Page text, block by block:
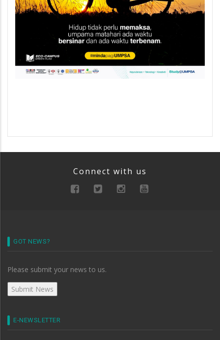
Connect with us
GOT NEWS?
Please submit your news to us.
E-NEWSLETTER